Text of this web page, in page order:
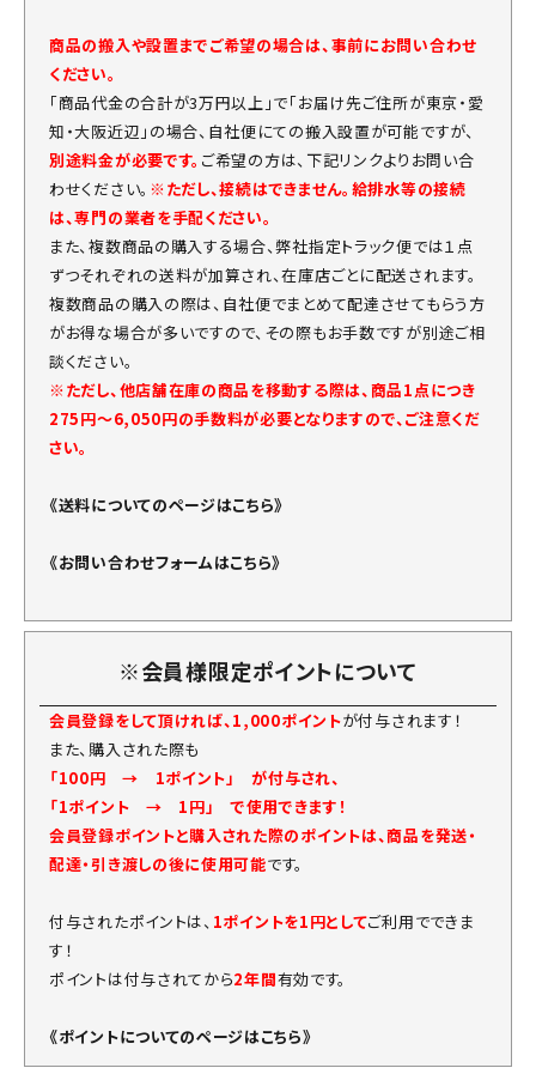
商品の搬入や設置までご希望の場合は、事前にお問い合わせ
ください。
「商品代金の合計が3万円以上」で「お届け先ご住所が東京・愛
知・大阪近辺」の場合、自社便にての搬入設置が可能ですが、
別途料金が必要です。 ご希望の方は、下記リンクよりお問い合
わせください。 ※ただし、接続はできません。給排水等の接続
は、専門の業者を手配ください。
また、複数商品の購入する場合、弊社指定トラック便では１点
ずつそれぞれの送料が加算され、在庫店ごとに配送されます。
複数商品の購入の際は、自社便でまとめて配達させてもらう方
がお得な場合が多いですので、その際もお手数ですが別途ご相
談ください。
※ただし、他店舗在庫の商品を移動する際は、商品1点につき
275円～6,050円の手数料が必要となりますので、ご注意くだ
さい。
《送料についてのページはこちら》
《お問い合わせフォームはこちら》
※会員様限定ポイントについて
会員登録をして頂ければ、1,000ポイントが付与されます！
また、購入された際も
「100円 → 1ポイント」 が付与され、
「1ポイント → 1円」 で使用できます！
会員登録ポイントと購入された際のポイントは、商品を発送・
配達・引き渡しの後に使用可能です。
付与されたポイントは、 1ポイントを1円としてご利用でできま
す！
ポイントは付与されてから2年間有効です。
《ポイントについてのページはこちら》